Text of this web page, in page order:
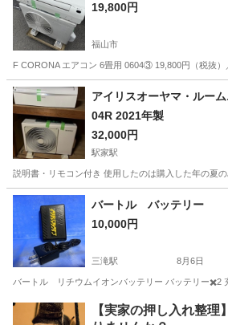
19,800円
福山市
F CORONA エアコン 6畳用 0604③ 19,800円（税抜
広島 福山市 季節、空調家電
アイリスオーヤマ・ルー
04R 2021年製
32,000円
駅家駅
説明書・リモコン付き 使用したのは購入した年の夏
広島 福山市 駅家駅 季節、空調家電
バートル バッテリー
10,000円
三滝駅 8月6日
バートル リチウムイオンバッテリー バッテリー✖️2
広島 広島市 三滝駅 その他
【実家の押し入れ整理